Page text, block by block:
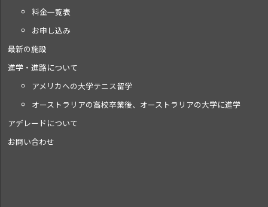
料金一覧表
お申し込み
最新の施設
進学・進路について
アメリカへの大学テニス留学
オーストラリアの高校卒業後、オーストラリアの大学に進学
アデレードについて
お問い合わせ